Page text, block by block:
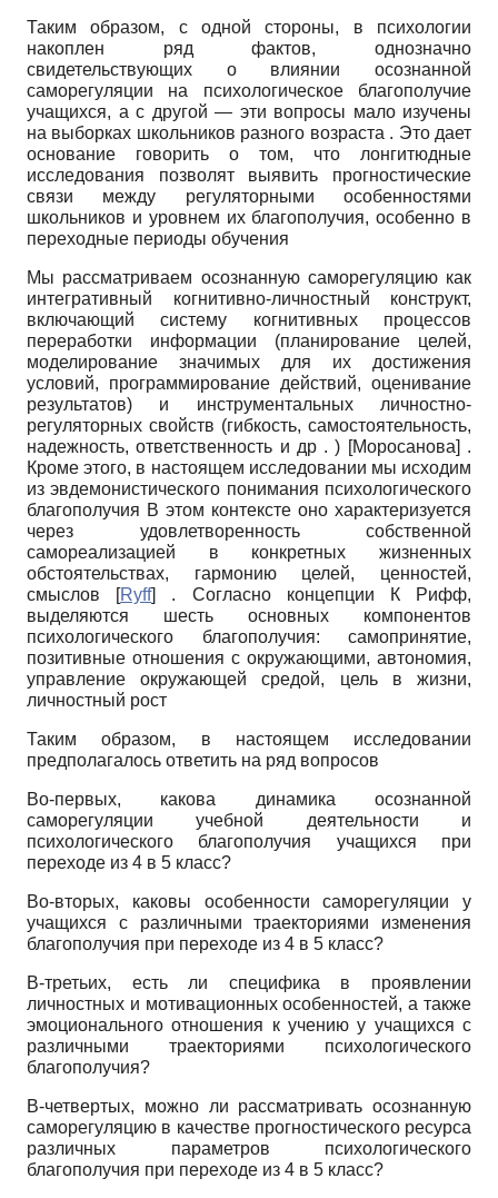
Таким образом, с одной стороны, в психологии
накоплен ряд фактов, однозначно
свидетельствующих о влиянии осознанной
саморегуляции на психологическое благополучие
учащихся, а с другой — эти вопросы мало изучены
на выборках школьников разного возраста . Это дает
основание говорить о том, что лонгитюдные
исследования позволят выявить прогностические
связи между регуляторными особенностями
школьников и уровнем их благополучия, особенно в
переходные периоды обучения
Мы рассматриваем осознанную саморегуляцию как
интегративный когнитивно­-личностный конструкт,
включающий систему когнитивных процессов
переработки информации (планирование целей,
моделирование значимых для их достижения
условий, программирование действий, оценивание
результатов) и инструментальных личностно-
регуляторных свойств (гибкость, самостоятельность,
надежность, ответственность и др . ) [Моросанова] .
Кроме этого, в настоящем исследовании мы исходим
из эвдемонистического понимания психологического
благополучия В этом контексте оно характеризуется
через удовлетворенность собственной
самореализацией в конкретных жизненных
обстоятельствах, гармонию целей, ценностей,
смыслов
[Ryff]
. Согласно концепции К Рифф,
выделяются шесть основных компонентов
психологического благополучия: самопринятие,
позитивные отношения с окружающими, автономия,
управление окружающей средой, цель в жизни,
личностный рост
Таким образом, в настоящем исследовании
предполагалось ответить на ряд вопросов
Во-первых, какова динамика осознанной
саморегуляции учебной деятельности и
психологического благополучия учащихся при
переходе из 4 в 5 класс?
Во-вторых, каковы особенности саморегуляции у
учащихся с различными траекториями изменения
благополучия при переходе из 4 в 5 класс?
В-третьих, есть ли специфика в проявлении
личностных и мотивационных особенностей, а также
эмоционального отношения к учению у учащихся с
различными траекториями психологического
благополучия?
В-четвертых, можно ли рассматривать осознанную
саморегуляцию в качестве прогностического ресурса
различных параметров психологического
благополучия при переходе из 4 в 5 класс?